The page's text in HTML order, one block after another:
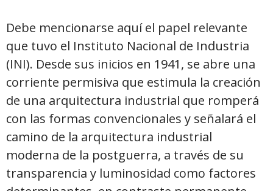
Debe mencionarse aquí el papel relevante
que tuvo el Instituto Nacional de Industria
(INI). Desde sus inicios en 1941, se abre una
corriente permisiva que estimula la creación
de una arquitectura industrial que romperá
con las formas convencionales y señalará el
camino de la arquitectura industrial
moderna de la postguerra, a través de su
transparencia y luminosidad como factores